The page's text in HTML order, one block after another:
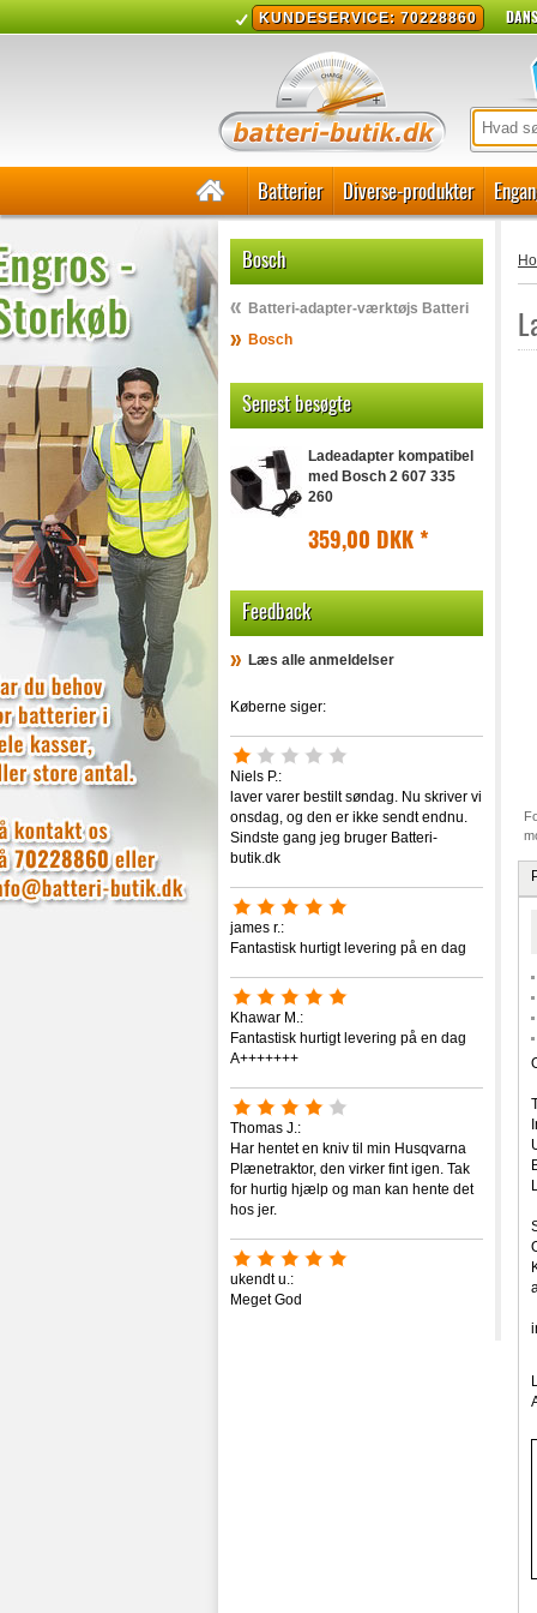
KUNDESERVICE: 70228860
Batterier Diverse-produkter
Bosch
Batteri-adapter-værktøjs Batteri
Bosch
Senest besøgte
Ladeadapter kompatibel
med Bosch 2 607 335
260
359,00 DKK*
Feedback
Læs alle anmeldelser
Køberne siger:
Niels P.:
laver varer bestilt søndag. Nu skriver vi
onsdag, og den er ikke sendt endnu.
Sindste gang jeg bruger Batteri-
butik.dk
james r.:
Fantastisk hurtigt levering på en dag
Khawar M.:
Fantastisk hurtigt levering på en dag
A+++++++
Thomas J.:
Har hentet en kniv til min Husqvarna
Plænetraktor, den virker fint igen. Tak
for hurtig hjælp og man kan hente det
hos jer.
ukendt u.:
Meget God